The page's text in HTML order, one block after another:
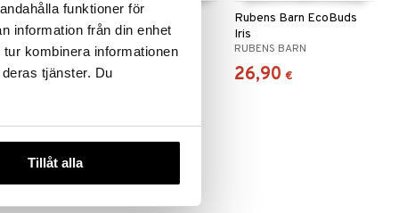
funktioner för
information från din enhet
kombinera informationen
tjänster. Du
Tillåt alla
Rubens Barn EcoBuds
Fern
RUBENS BARN
27,90
Rubens Barn EcoBuds
Iris
RUBENS BARN
26,90 €